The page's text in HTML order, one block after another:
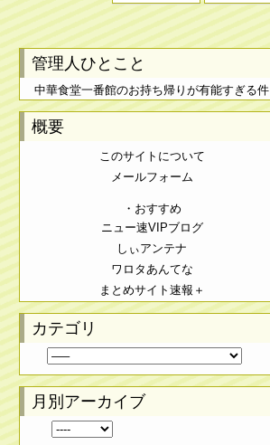
管理人ひとこと
中華食堂一番館のお持ち帰りが有能すぎる件
概要
このサイトについて
メールフォーム
・おすすめ
ニュー速VIPブログ
しぃアンテナ
ワロタあんてな
まとめサイト速報＋
カテゴリ
月別アーカイブ